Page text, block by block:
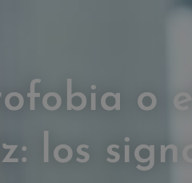
o
los